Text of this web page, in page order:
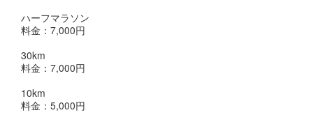
ハーフマラソン
料金：7,000円
30km
料金：7,000円
10km
料金：5,000円